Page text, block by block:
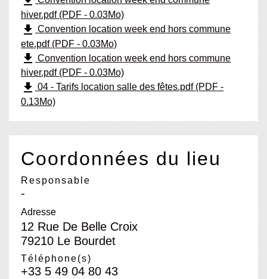
hiver.pdf (PDF - 0.03Mo)
file_download Convention location week end hors commune
ete.pdf (PDF - 0.03Mo)
file_download Convention location week end hors commune
hiver.pdf (PDF - 0.03Mo)
file_download 04 - Tarifs location salle des fêtes.pdf (PDF -
0.13Mo)
Coordonnées du lieu
Responsable
-
Adresse
12 Rue De Belle Croix
79210 Le Bourdet
Téléphone(s)
+33 5 49 04 80 43